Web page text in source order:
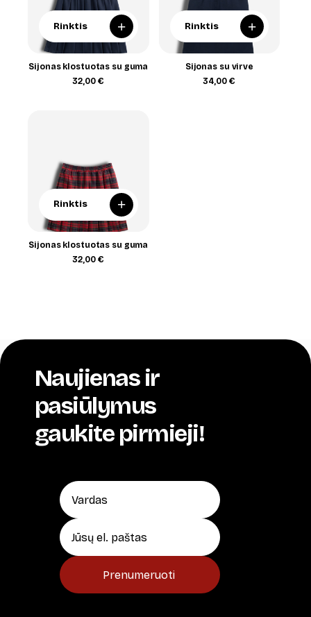
Rinktis +
Sijonas klostuotas su guma
32,00€
Rinktis +
Sijonas su virve
34,00€
Rinktis +
Sijonas klostuotas su guma
32,00€
Naujienas ir
pasiūlymus
gaukite pirmieji!
Prenumeruoti